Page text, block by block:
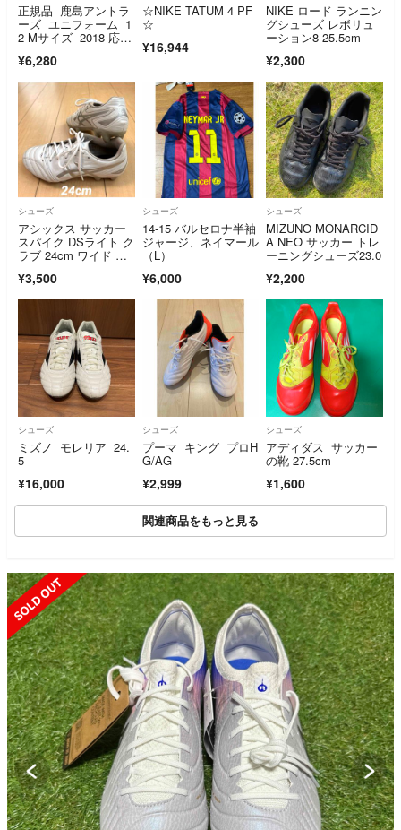
正規品 鹿島アントラ
ーズ ユニフォーム 1
2 Mサイズ 2018 応援
¥6,280
☆NIKE TATUM 4 PF
☆
¥16,944
NIKE ロード ランニン
グシューズ レボリュ
ーション8 25.5cm
¥2,300
シューズ
アシックス サッカー
スパイク DSライト ク
ラブ 24cm ワイド GE
¥3,500
シューズ
14-15 バルセロナ半袖
ジャージ、ネイマール
（L）
¥6,000
シューズ
MIZUNO MONARCID
A NEO サッカー トレ
ーニングシューズ23.0
¥2,200
シューズ
ミズノ モレリア 24.
5
¥16,000
シューズ
プーマ キング プロH
G/AG
¥2,999
シューズ
アディダス サッカー
の靴 27.5cm
¥1,600
関連商品をもっと見る
SOLD OUT